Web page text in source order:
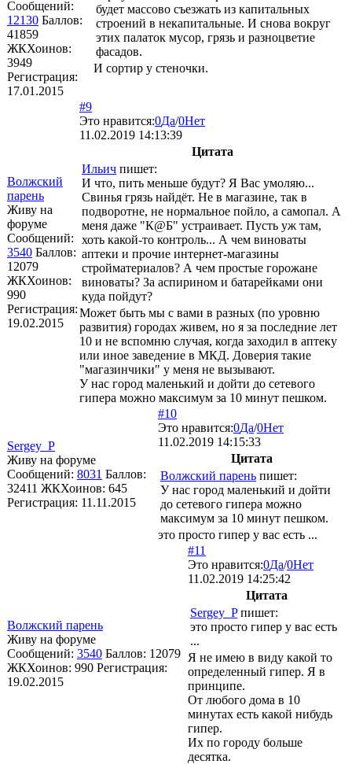
Сообщений:
12130 Баллов:
41859
ЖКХоинов:
3949
Регистрация:
17.01.2015
будет массово съезжать из капитальных
строений в некапитальные. И снова вокруг
этих палаток мусор, грязь и разноцветие
фасадов.
И сортир у стеночки.
Волжский
парень
Живу на
форуме
Сообщений:
3540 Баллов:
12079
ЖКХоинов:
990
Регистрация:
19.02.2015
#9
Это нравится:0Да/0Нет
11.02.2019 14:13:39
Цитата
Ильич пишет:
И что, пить меньше будут? Я Вас умоляю...
Свинья грязь найдёт. Не в магазине, так в
подворотне, не нормальное пойло, а самопал. А
меня даже "К@Б" устраивает. Пусть уж там,
хоть какой-то контроль... А чем виноваты
аптеки и прочие интернет-магазины
стройматериалов? А чем простые горожане
виноваты? За аспирином и батарейками они
куда пойдут?
Может быть мы с вами в разных (по уровню
развития) городах живем, но я за последние лет
10 и не вспомню случая, когда заходил в аптеку
или иное заведение в МКД. Доверия такие
"магазинчики" у меня не вызывают.
У нас город маленький и дойти до сетевого
гипера можно максимум за 10 минут пешком.
Sergey_P
Живу на форуме
Сообщений: 8031 Баллов:
32411 ЖКХоинов: 645
Регистрация: 11.11.2015
#10
Это нравится:0Да/0Нет
11.02.2019 14:15:33
Цитата
Волжский парень пишет:
У нас город маленький и дойти
до сетевого гипера можно
максимум за 10 минут пешком.
это просто гипер у вас есть ...
Волжский парень
Живу на форуме
Сообщений: 3540 Баллов: 12079
ЖКХоинов: 990 Регистрация:
19.02.2015
#11
Это нравится:0Да/0Нет
11.02.2019 14:25:42
Цитата
Sergey_Pпишет:
это просто гипер у вас есть
...
Я не имею в виду какой то
определенный гипер. Я в
принципе.
От любого дома в 10
минутах есть какой нибудь
гипер.
Их по городу больше
десятка.